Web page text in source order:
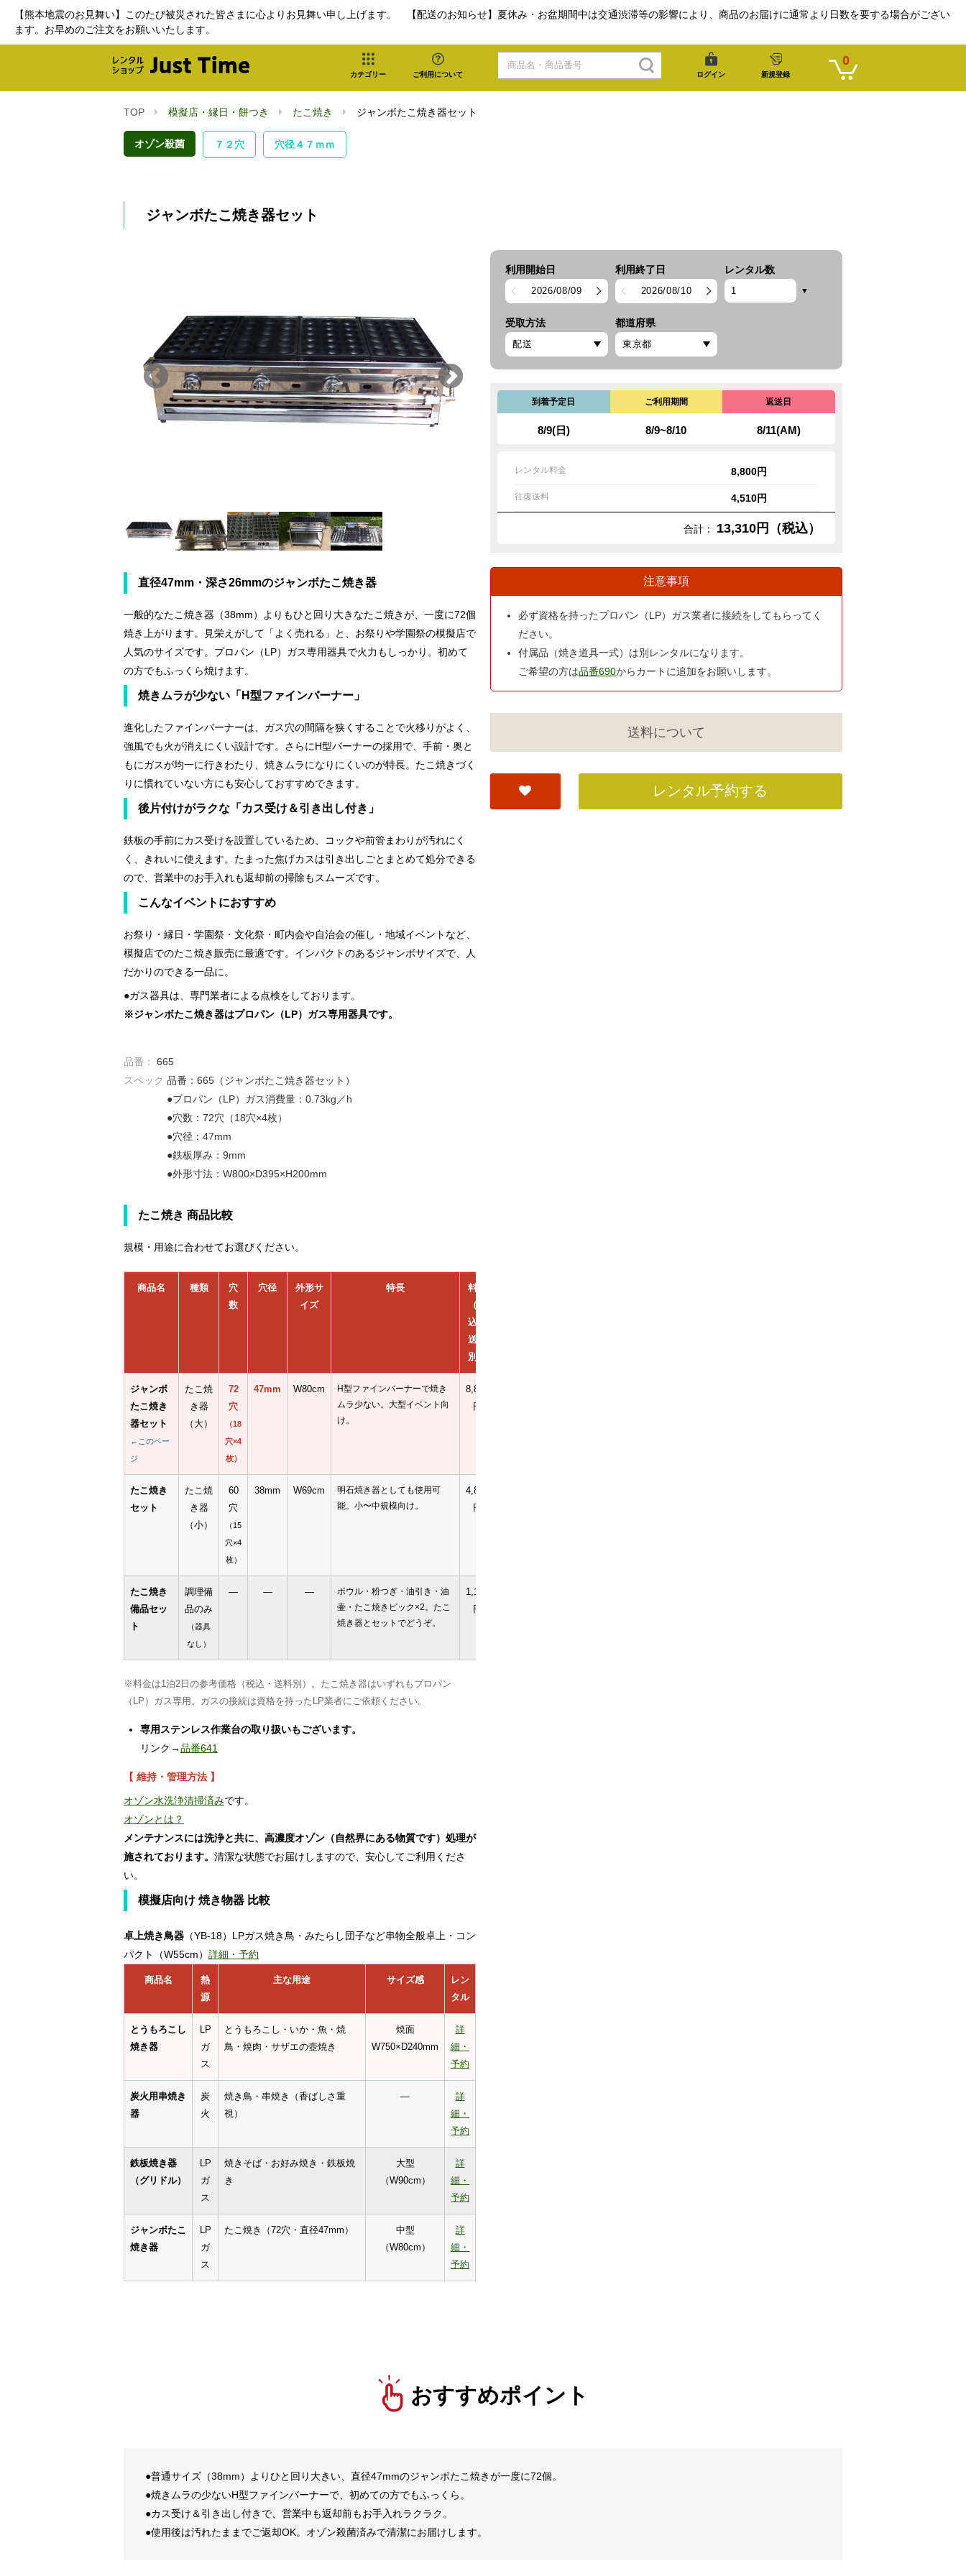
【熊本地震のお見舞い】このたび被災された皆さまに心よりお見舞い申し上げます。 【配送のお知らせ】夏休み・お盆期間中は交通渋滞等の影響により、商品のお届けに通常より日数を要する場合がござい
ます。お早めのご注文をお願いいたします。
カテゴリー ご利用について ログイン 新規登録
0
TOP 模擬店・縁日・餅つき たこ焼き ジャンボたこ焼き器セット
オゾン殺菌 ７２穴 穴径４７ｍｍ
ジャンボたこ焼き器セット
直径47mm・深さ26mmのジャンボたこ焼き器
一般的なたこ焼き器（38mm）よりもひと回り大きなたこ焼きが、一度に72個
焼き上がります。見栄えがして「よく売れる」と、お祭りや学園祭の模擬店で
人気のサイズです。プロパン（LP）ガス専用器具で火力もしっかり。初めて
の方でもふっくら焼けます。
焼きムラが少ない「H型ファインバーナー」
進化したファインバーナーは、ガス穴の間隔を狭くすることで火移りがよく、
強風でも火が消えにくい設計です。さらにH型バーナーの採用で、手前・奥と
もにガスが均一に行きわたり、焼きムラになりにくいのが特長。たこ焼きづく
りに慣れていない方にも安心しておすすめできます。
後片付けがラクな「カス受け＆引き出し付き」
鉄板の手前にカス受けを設置しているため、コックや前管まわりが汚れにく
く、きれいに使えます。たまった焦げカスは引き出しごとまとめて処分できる
ので、営業中のお手入れも返却前の掃除もスムーズです。
こんなイベントにおすすめ
お祭り・縁日・学園祭・文化祭・町内会や自治会の催し・地域イベントなど、
模擬店でのたこ焼き販売に最適です。インパクトのあるジャンボサイズで、人
だかりのできる一品に。
●ガス器具は、専門業者による点検をしております。
※ジャンボたこ焼き器はプロパン（LP）ガス専用器具です。
品番：
665
スペック 品番：665（ジャンボたこ焼き器セット）
●プロパン（LP）ガス消費量：0.73kg／h
●穴数：72穴（18穴×4枚）
●穴径：47mm
●鉄板厚み：9mm
●外形寸法：W800×D395×H200mm
たこ焼き 商品比較
規模・用途に合わせてお選びください。
商品名 種類
穴
数
穴径
外形サ
イズ
特長
料金
（税
込・
送料
別）
ジャンボ
たこ焼き
器セット
←このペー
ジ
たこ焼
き器
（大）
72
穴
（18
穴×4
枚）
47mm W80cm
H型ファインバーナーで焼き
ムラ少ない。大型イベント向
け。
8,800
円
たこ焼き
セット
たこ焼
き器
（小）
60
穴
（15
穴×4
枚）
38mm W69cm
明石焼き器としても使用可
能。小〜中規模向け。
4,840
円
たこ焼き
備品セッ
ト
調理備
品のみ
（器具
なし）
— — —
ボウル・粉つぎ・油引き・油
壷・たこ焼きピック×2。たこ
焼き器とセットでどうぞ。
1,100
円
※料金は1泊2日の参考価格（税込・送料別）。たこ焼き器はいずれもプロパン
（LP）ガス専用。ガスの接続は資格を持ったLP業者にご依頼ください。
専用ステンレス作業台の取り扱いもございます。
リンク→品番641
【 維持・管理方法 】
オゾン水洗浄清掃済みです。
オゾンとは？
メンテナンスには洗浄と共に、高濃度オゾン（自然界にある物質です）処理が
施されております。 清潔な状態でお届けしますので、安心してご利用くださ
い。
模擬店向け 焼き物器 比較
卓上焼き鳥器 （YB-18）LPガス焼き鳥・みたらし団子など串物全般卓上・コン
パクト（W55cm） 詳細・予約
商品名
熱
源
主な用途 サイズ感
レン
タル
とうもろこし
焼き器
LP
ガ
ス
とうもろこし・いか・魚・焼
鳥・焼肉・サザエの壺焼き
焼面
W750×D240mm
詳
細・
予約
炭火用串焼き
器
炭
火
焼き鳥・串焼き（香ばしさ重
視）
—
詳
細・
予約
鉄板焼き器
（グリドル）
LP
ガ
ス
焼きそば・お好み焼き・鉄板焼
き
大型
（W90cm）
詳
細・
予約
ジャンボたこ
焼き器
LP
ガ
ス
たこ焼き（72穴・直径47mm）
中型
（W80cm）
詳
細・
予約
利用開始日
2026/08/09
利用終了日
2026/08/10
レンタル数
受取方法 都道府県
到着予定日
8/9(日)
ご利用期間
8/9~8/10
返送日
8/11(AM)
レンタル料金 8,800円
往復送料 4,510円
合計： 13,310円（税込）
注意事項
必ず資格を持ったプロパン（LP）ガス業者に接続をしてもらってく
ださい。
付属品（焼き道具一式）は別レンタルになります。
ご希望の方は品番690からカートに追加をお願いします。
送料について
レンタル予約する
おすすめポイント
●普通サイズ（38mm）よりひと回り大きい、直径47mmのジャンボたこ焼きが一度に72個。
●焼きムラの少ないH型ファインバーナーで、初めての方でもふっくら。
●カス受け＆引き出し付きで、営業中も返却前もお手入れラクラク。
●使用後は汚れたままでご返却OK。オゾン殺菌済みで清潔にお届けします。